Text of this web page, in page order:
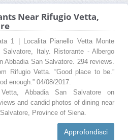
Near Rifugio Vetta,
1 | Localita Pianello Vetta Monte
Italy. Ristorante - Albergo
Abbadia San Salvatore. 294 reviews.
Rifugio Vetta. “Good place to be.”
enough.” 04/08/2017.
Abbadia San Salvatore on
and candid photos of dining near
Province of Siena.
Approfondisci